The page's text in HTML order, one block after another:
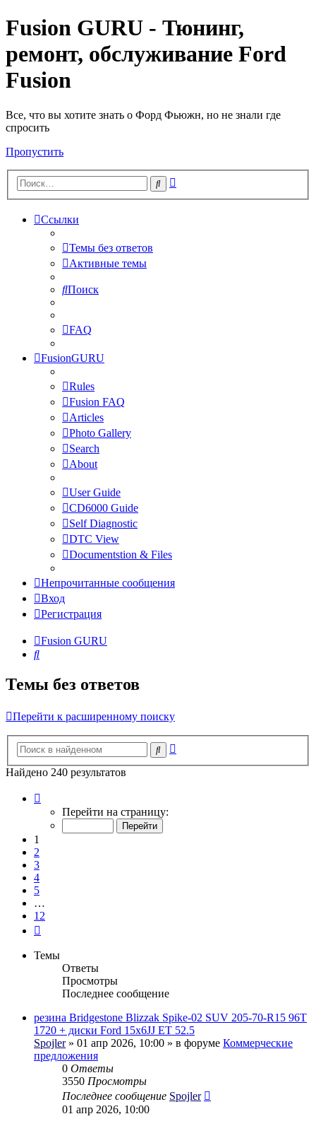
Fusion GURU - Тюнинг,
ремонт, обслуживание Ford
Fusion
Все, что вы хотите знать о Форд Фьюжн, но не знали где
спросить
Пропустить
Поиск
Ссылки
Темы без ответов
Активные темы
Поиск
FAQ
FusionGURU
Rules
Fusion FAQ
Articles
Photo Gallery
Search
About
User Guide
CD6000 Guide
Self Diagnostic
DTC View
Documentstion & Files
Непрочитанные сообщения
Вход
Регистрация
Fusion GURU
Поиск
Темы без ответов
Перейти к расширенному поиску
Поиск
Найдено 240 результатов
Перейти на страницу:
1
2
3
4
5
…
12
Темы
Ответы
Просмотры
Последнее сообщение
резина Bridgestone Blizzak Spike-02 SUV 205-70-R15 96T
1720 + диски Ford 15x6JJ ET 52.5
Spojler» 01 апр 2026, 10:00 » в форуме Коммерческие
предложения
0 Ответы
3550 Просмотры
Последнее сообщение Spojler
01 апр 2026, 10:00